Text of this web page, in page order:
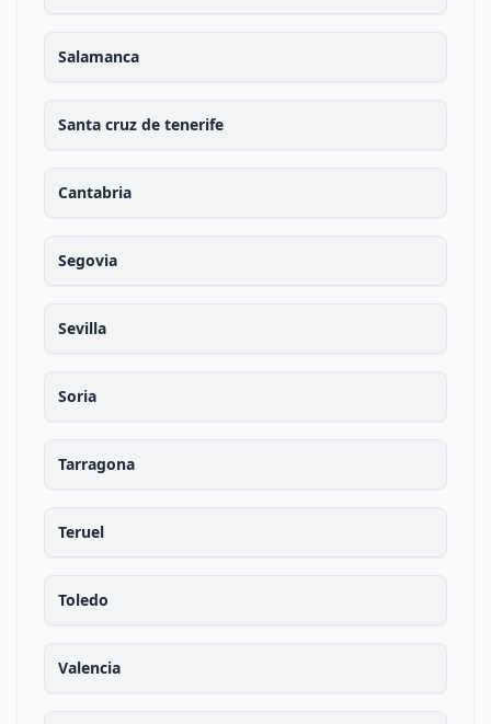
Salamanca
Santa cruz de tenerife
Cantabria
Segovia
Sevilla
Soria
Tarragona
Teruel
Toledo
Valencia